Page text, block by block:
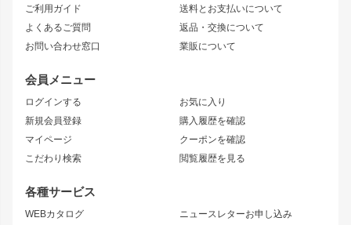
ご利用ガイド
よくあるご質問
お問い合わせ窓口
送料とお支払いについて
返品・交換について
業販について
会員メニュー
ログインする
新規会員登録
マイページ
こだわり検索
お気に入り
購入履歴を確認
クーポンを確認
閲覧履歴を見る
各種サービス
WEBカタログ
ニュースレターお申し込み
JZX110 MARK II
JZX100 MARK II
JZX90 MARK II
トレノ
マークX
アリスト
ソアラ
アルテッツァ
ニッサン
S15 シルビア
S14 シルビア 後期
S13 シルビア
ワンビア
ローレル
ドリフトライン
風神
雷神
レーシングライン
アタックライン
ストリームライン
リアウイング